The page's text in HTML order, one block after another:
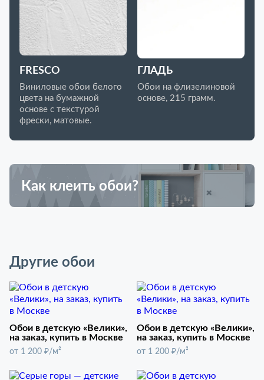
FRESCO
Виниловые обои белого
цвета на бумажной
основе с текстурой
фрески, матовые.
ГЛАДЬ
Обои на флизелиновой
основе, 215 грамм.
Как клеить обои?
Другие обои
Обои в детскую «Велики»,
на заказ, купить в Москве
от 1 200 ₽/м²
Обои в детскую «Велики»,
на заказ, купить в Москве
от 1 200 ₽/м²